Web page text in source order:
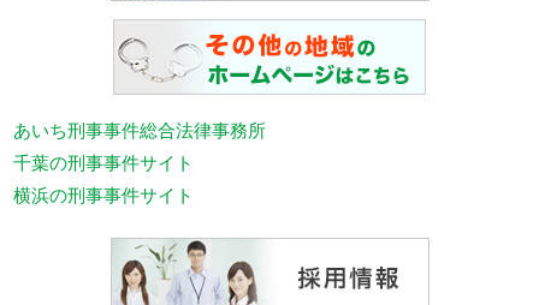
あいち刑事事件総合法律事務所
千葉の刑事事件サイト
横浜の刑事事件サイト